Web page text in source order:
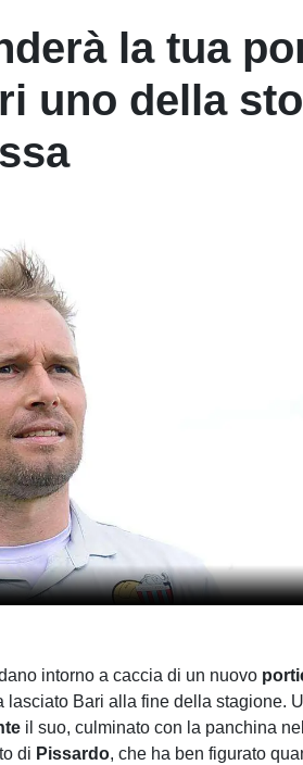
la tua
uno della
intorno a caccia di un nuovo
lasciato Bari alla fine della stagione.
il suo, culminato con la panchina
di Pissardo, che ha ben figurato